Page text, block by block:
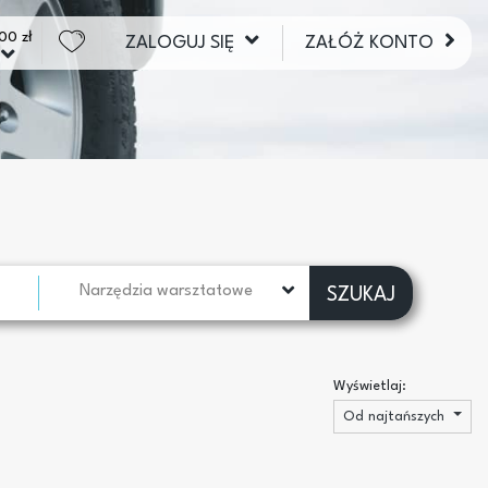
zł ZALOGUJ SIĘ ZAŁÓŻ KONTO
Narzędzia warsztatowe SZUKAJ
Wyświetlaj:
Od najtańszych